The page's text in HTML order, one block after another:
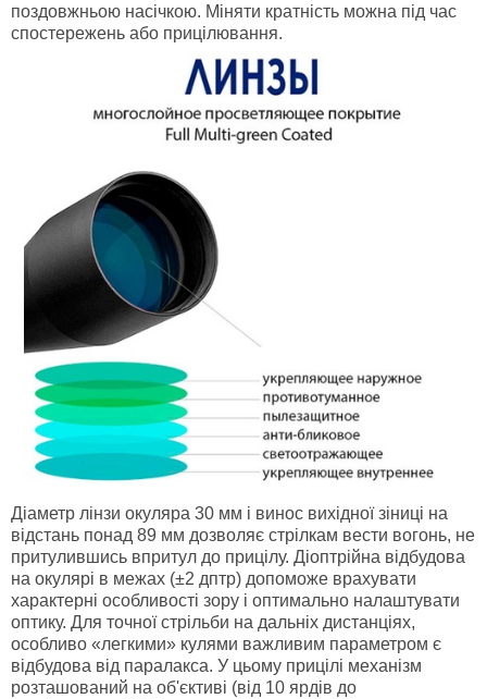
поздовжньою насічкою. Міняти кратність можна під час
спостережень або прицілювання.
Діаметр лінзи окуляра 30 мм і винос вихідної зіниці на
відстань понад 89 мм дозволяє стрілкам вести вогонь, не
притулившись впритул до прицілу. Діоптрійна відбудова
на окулярі в межах (±2 дптр) допоможе врахувати
характерні особливості зору і оптимально налаштувати
оптику. Для точної стрільби на дальніх дистанціях,
особливо «легкими» кулями важливим параметром є
відбудова від паралакса. У цьому прицілі механізм
розташований на об'єктиві (від 10 ярдів до